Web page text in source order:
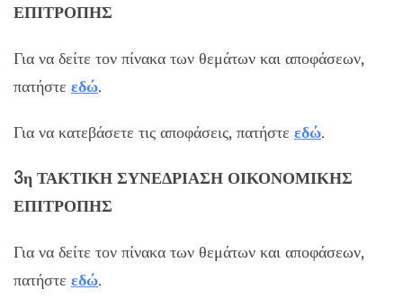
ΕΠΙΤΡΟΠΗΣ
Για να δείτε τον πίνακα των θεμάτων και αποφάσεων,
πατήστε εδώ.
Για να κατεβάσετε τις αποφάσεις, πατήστε εδώ.
3η ΤΑΚΤΙΚΗ ΣΥΝΕΔΡΙΑΣΗ ΟΙΚΟΝΟΜΙΚΗΣ
ΕΠΙΤΡΟΠΗΣ
Για να δείτε τον πίνακα των θεμάτων και αποφάσεων,
πατήστε εδώ.